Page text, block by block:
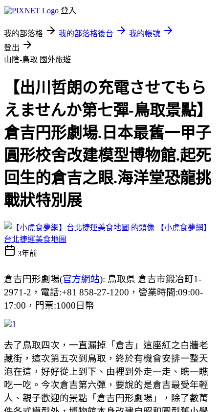
登入
我的部落格 我的部落格後台
我的帳號
登出
山陰-鳥取 國外旅遊
【出川哲朗の充電させてもら
えませんか第七彈-鳥取景點】
倉吉円形劇場.日本最舊一甲子
圓形校舍改建模型博物館.起死
回生的倉吉之眼.海洋堂恐龍挑
戰狀特別展
【小虎食夢網】
台北捷運美食地圖
3年前
倉吉円形劇場(官方網站): 鳥取県 倉吉市鍛冶町1-
2971-2，電話:+81 858-27-1200，營業時間:09:00-
17:00，門票:1000日幣
去了鳥取四次，一直漏掉「倉吉」這座紅之白牆老
藏街，這次第五次到鳥取，終於有機會安排一整天
泡在這，好好從上到下、由裡到外走一走、瞧一瞧
吃一吃。今次倉吉第六彈，要說的是倉吉最受年輕
人、親子歡迎的景點「倉吉円形劇場」，除了數萬